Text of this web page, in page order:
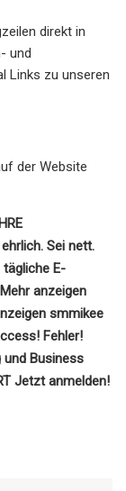
direkt in
und
Links zu unseren
der Website
ehrlich. Sei nett.
E-
anzeigen
smmikee
Fehler!
und Business
Jetzt anmelden!